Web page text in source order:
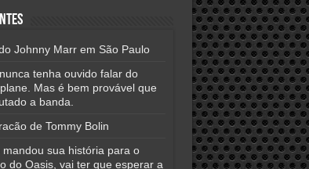
Johnny Marr em São Paulo
tenha ouvido falar do
Mas é bem provável que
a banda.
de Tommy Bolin
mandou sua história para o
do Oasis, vai ter que esperar a